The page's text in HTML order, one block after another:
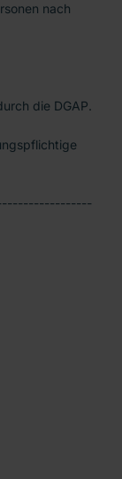
nach
die DGAP.